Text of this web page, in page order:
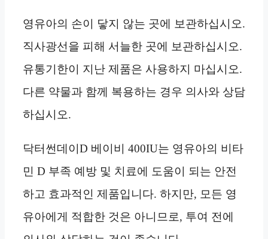
영유아의 손이 닿지 않는 곳에 보관하십시오.
직사광선을 피해 서늘한 곳에 보관하십시오.
유통기한이 지난 제품은 사용하지 마십시오.
다른 약물과 함께 복용하는 경우 의사와 상담
하십시오.
닥터썬데이D 베이비 400IU는 영유아의 비타
민 D 부족 예방 및 치료에 도움이 되는 안전
하고 효과적인 제품입니다. 하지만, 모든 영
유아에게 적합한 것은 아니므로, 투여 전에